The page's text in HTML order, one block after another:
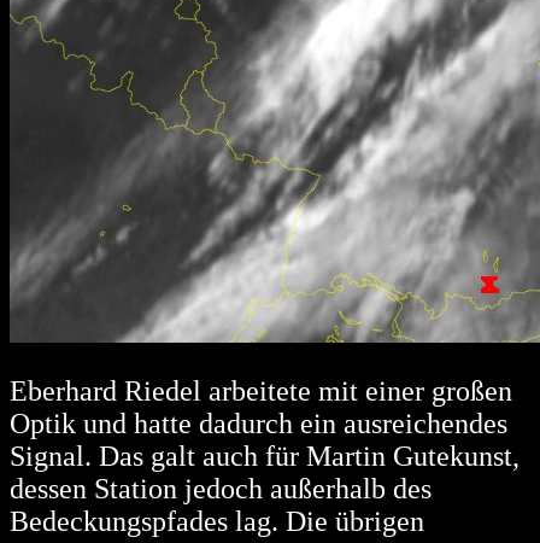
Eberhard Riedel arbeitete mit einer großen
Optik und hatte dadurch ein ausreichendes
Signal. Das galt auch für Martin Gutekunst,
dessen Station jedoch außerhalb des
Bedeckungspfades lag. Die übrigen